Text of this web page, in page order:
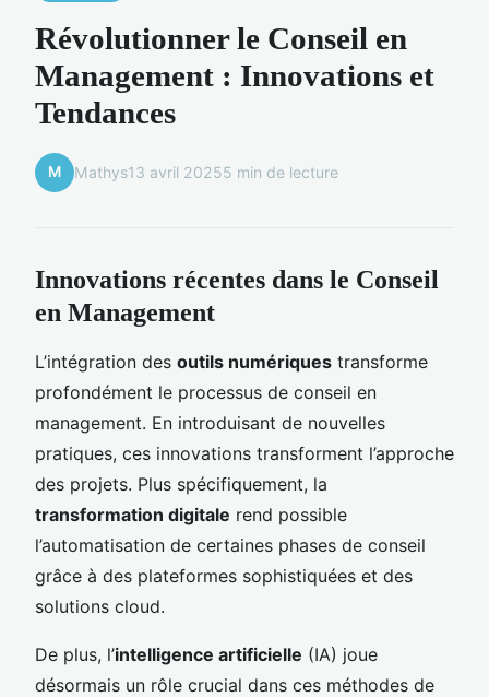
Révolutionner le Conseil en
Management : Innovations et
Tendances
M Mathys13 avril 20255 min de lecture
Innovations récentes dans le Conseil
en Management
L’intégration des outils numériques transforme
profondément le processus de conseil en
management. En introduisant de nouvelles
pratiques, ces innovations transforment l’approche
des projets. Plus spécifiquement, la
transformation digitale rend possible
l’automatisation de certaines phases de conseil
grâce à des plateformes sophistiquées et des
solutions cloud.
De plus, l’intelligence artificielle (IA) joue
désormais un rôle crucial dans ces méthodes de